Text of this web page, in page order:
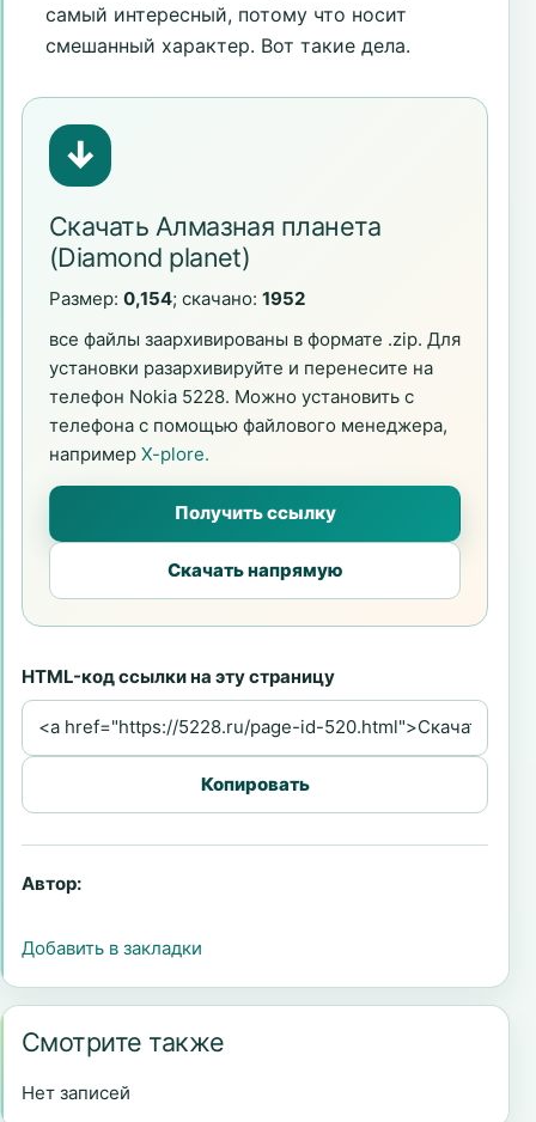
самый интересный, потому что носит
смешанный характер. Вот такие дела.
↓
Скачать Алмазная планета
(Diamond planet)
Размер: 0,154; скачано: 1952
все файлы заархивированы в формате .zip. Для
установки разархивируйте и перенесите на
телефон Nokia 5228. Можно установить с
телефона с помощью файлового менеджера,
например X-plore.
Получить ссылку
Скачать напрямую
HTML-код ссылки на эту страницу
Копировать
Автор:
Добавить в закладки
Смотрите также
Нет записей